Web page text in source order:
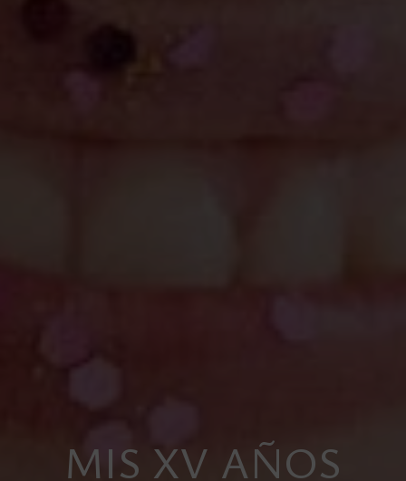
MIS XV AÑOS